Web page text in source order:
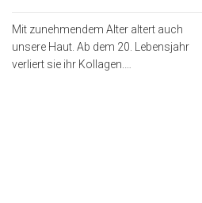
Mit zunehmendem Alter altert auch
unsere Haut. Ab dem 20. Lebensjahr
verliert sie ihr Kollagen.…